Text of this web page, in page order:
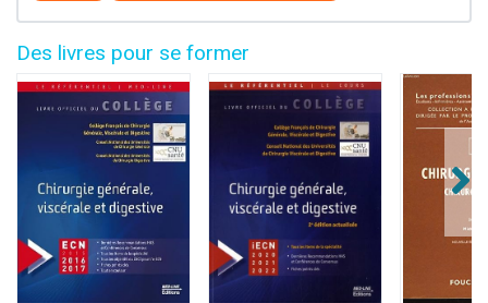
Des livres pour se former